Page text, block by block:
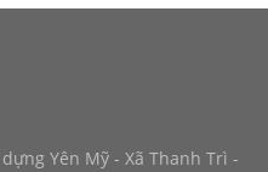
Yên Mỹ - Xã Thanh Trì -